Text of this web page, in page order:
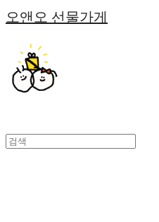
오앤오 선물가게